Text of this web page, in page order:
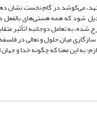
می‌کوشد در گام نخست نشان
شود که همه هستی‌های
شده، به تعامل دوجانبه (تأثیر
سازگاری میان حلول و تعالی در
به این معنا که چگونه خدا و